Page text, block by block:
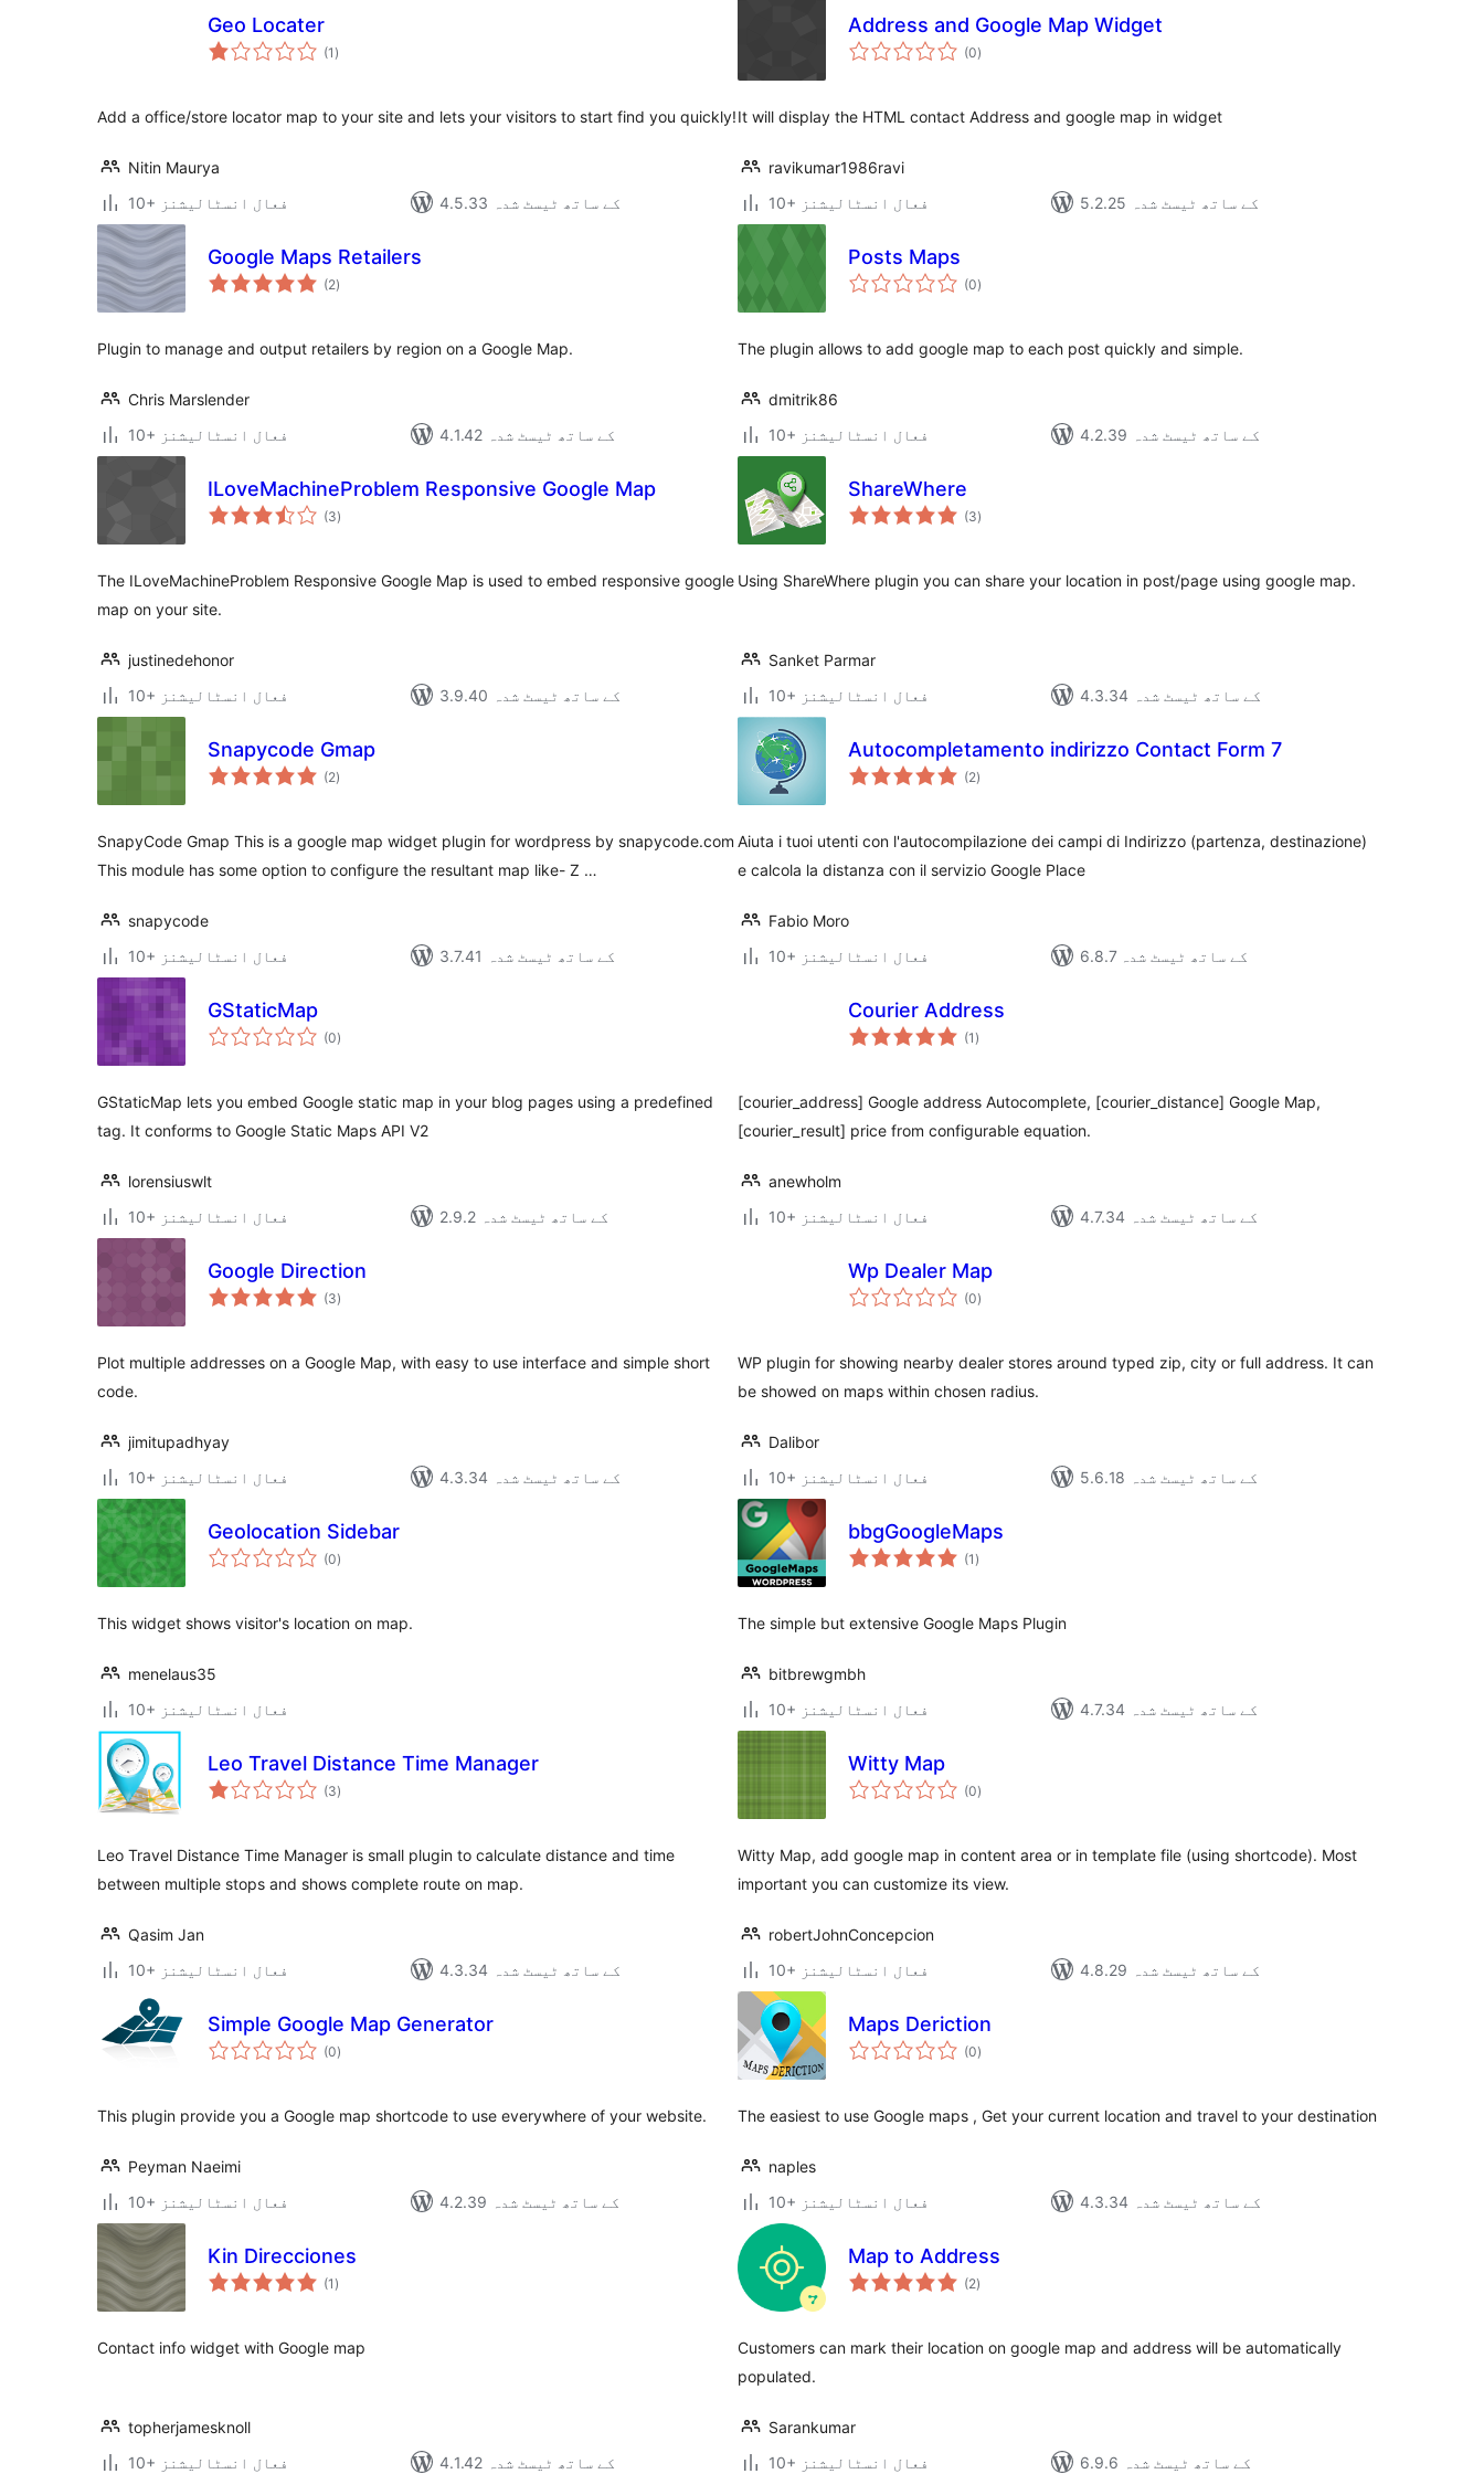
Geo Locater
(1 مجموعی
درجہ
)
Add a office/store locator map to your site and lets your visitors to start find you quickly!
Nitin Maurya
10+ فعال انسٹالیشنز
4.5.33 کے ساتھ ٹیسٹ شدہ
Address and Google Map Widget
(0مجموعی
درجہ
)
It will display the HTML contact Address and google map in widget
ravikumar1986ravi
10+ فعال انسٹالیشنز
5.2.25 کے ساتھ ٹیسٹ شدہ
Google Maps Retailers
(2مجموعی
درجہ
)
Plugin to manage and output retailers by region on a Google Map.
Chris Marslender
10+ فعال انسٹالیشنز
4.1.42 کے ساتھ ٹیسٹ شدہ
Posts Maps
(0مجموعی
درجہ
)
The plugin allows to add google map to each post quickly and simple.
dmitrik86
10+ فعال انسٹالیشنز
4.2.39 کے ساتھ ٹیسٹ شدہ
ILoveMachineProblem Responsive Google Map
(3مجموعی
درجہ
)
The ILoveMachineProblem Responsive Google Map is used to embed responsive google
map on your site.
justinedehonor
10+ فعال انسٹالیشنز
3.9.40 کے ساتھ ٹیسٹ شدہ
ShareWhere
(3مجموعی
درجہ
)
Using ShareWhere plugin you can share your location in post/page using google map.
Sanket Parmar
10+ فعال انسٹالیشنز
4.3.34 کے ساتھ ٹیسٹ شدہ
Snapycode Gmap
(2مجموعی
درجہ
)
SnapyCode Gmap This is a google map widget plugin for wordpress by snapycode.com
This module has some option to configure the resultant map like- Z …
snapycode
10+ فعال انسٹالیشنز
3.7.41 کے ساتھ ٹیسٹ شدہ
Autocompletamento indirizzo Contact Form 7
(2مجموعی
درجہ
)
Aiuta i tuoi utenti con l'autocompilazione dei campi di Indirizzo (partenza, destinazione)
e calcola la distanza con il servizio Google Place
Fabio Moro
10+ فعال انسٹالیشنز
6.8.7 کے ساتھ ٹیسٹ شدہ
GStaticMap
(0مجموعی
درجہ
)
GStaticMap lets you embed Google static map in your blog pages using a predefined
tag. It conforms to Google Static Maps API V2
lorensiuswlt
10+ فعال انسٹالیشنز
2.9.2 کے ساتھ ٹیسٹ شدہ
Courier Address
(1 مجموعی
درجہ
)
[courier_address] Google address Autocomplete, [courier_distance] Google Map,
[courier_result] price from configurable equation.
anewholm
10+ فعال انسٹالیشنز
4.7.34 کے ساتھ ٹیسٹ شدہ
Google Direction
(3مجموعی
درجہ
)
Plot multiple addresses on a Google Map, with easy to use interface and simple short
code.
jimitupadhyay
10+ فعال انسٹالیشنز
4.3.34 کے ساتھ ٹیسٹ شدہ
Wp Dealer Map
(0مجموعی
درجہ
)
WP plugin for showing nearby dealer stores around typed zip, city or full address. It can
be showed on maps within chosen radius.
Dalibor
10+ فعال انسٹالیشنز
5.6.18 کے ساتھ ٹیسٹ شدہ
Geolocation Sidebar
(0مجموعی
درجہ
)
This widget shows visitor's location on map.
menelaus35
10+ فعال انسٹالیشنز
bbgGoogleMaps
(1 مجموعی
درجہ
)
The simple but extensive Google Maps Plugin
bitbrewgmbh
10+ فعال انسٹالیشنز
4.7.34 کے ساتھ ٹیسٹ شدہ
Leo Travel Distance Time Manager
(3مجموعی
درجہ
)
Leo Travel Distance Time Manager is small plugin to calculate distance and time
between multiple stops and shows complete route on map.
Qasim Jan
10+ فعال انسٹالیشنز
4.3.34 کے ساتھ ٹیسٹ شدہ
Witty Map
(0مجموعی
درجہ
)
Witty Map, add google map in content area or in template file (using shortcode). Most
important you can customize its view.
robertJohnConcepcion
10+ فعال انسٹالیشنز
4.8.29 کے ساتھ ٹیسٹ شدہ
Simple Google Map Generator
(0مجموعی
درجہ
)
This plugin provide you a Google map shortcode to use everywhere of your website.
Peyman Naeimi
10+ فعال انسٹالیشنز
4.2.39 کے ساتھ ٹیسٹ شدہ
Maps Deriction
(0مجموعی
درجہ
)
The easiest to use Google maps , Get your current location and travel to your destination
naples
10+ فعال انسٹالیشنز
4.3.34 کے ساتھ ٹیسٹ شدہ
Kin Direcciones
(1 مجموعی
درجہ
)
Contact info widget with Google map
topherjamesknoll
10+ فعال انسٹالیشنز
4.1.42 کے ساتھ ٹیسٹ شدہ
Map to Address
(2مجموعی
درجہ
)
Customers can mark their location on google map and address will be automatically
populated.
Sarankumar
10+ فعال انسٹالیشنز
6.9.6 کے ساتھ ٹیسٹ شدہ